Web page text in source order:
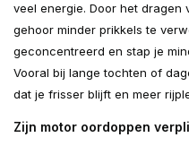
veel energie. Door het dragen
gehoor minder prikkels te
geconcentreerd en stap je
Vooral bij lange tochten of
dat je frisser blijft en meer
Zijn motor oordoppen